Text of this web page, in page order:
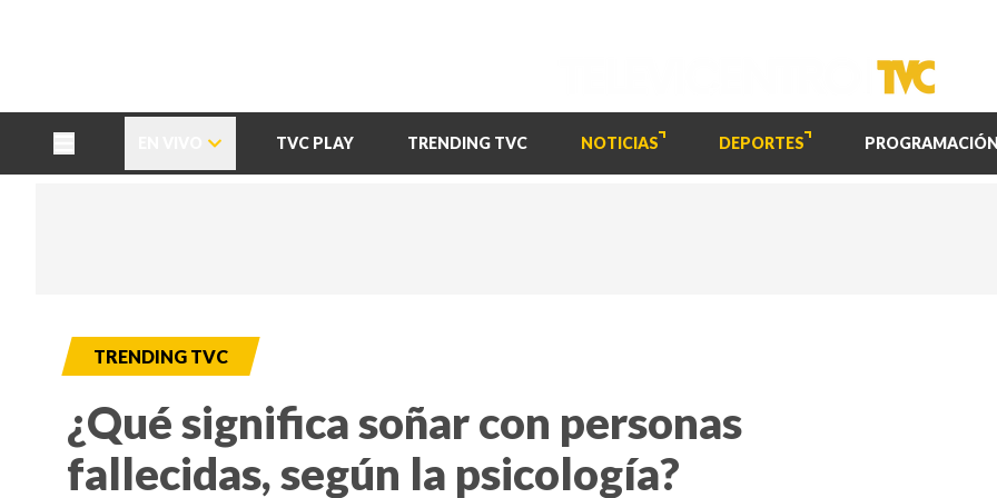
TVC PLAY TRENDING TVC NOTICIAS DEPORTES PROGRAMACIÓN
TRENDING TVC
¿Qué significa soñar con personas
fallecidas, según la psicología?